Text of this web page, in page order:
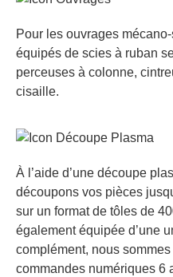
Pour les ouvrages
équipés de scies à ruban
perceuses à colonne,
cisaille.
À l’aide d’une découpe
découpons vos pièces
sur un format de tôles de
également équipée d’une
complément, nous
commandes numériques 6